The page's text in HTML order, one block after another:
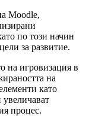
Moodle,
по този начин
за развитие.
на игровизация в
на
като
процес.